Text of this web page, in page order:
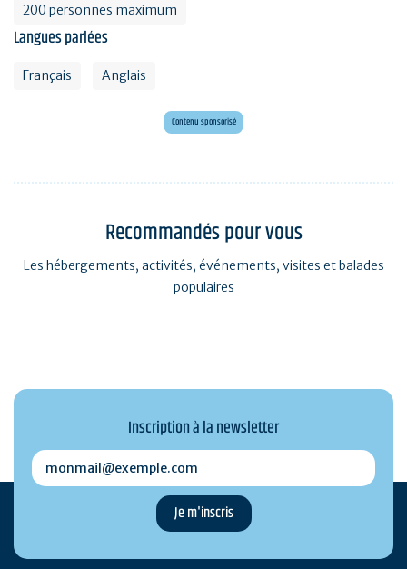
200 personnes maximum
Langues parlées
Français Anglais
Contenu sponsorisé
Voyagez en Préhistoire !
Recommandés pour vous
Les hébergements, activités, événements, visites et balades
populaires
Inscription à la newsletter
monmail@exemple.com